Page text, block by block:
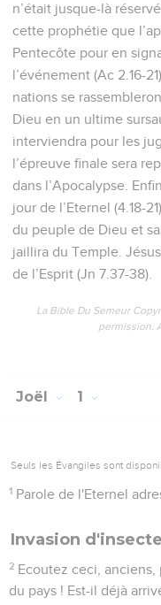
n’était jusque-là
cette prophétie que
Pentecôte pour en
l’événement (Ac 2.16-
nations se
Dieu en un ultime
interviendra pour les
l’épreuve finale sera
dans l’Apocalypse.
jour de l’Eternel (4.18-
du peuple de Dieu et
jaillira du Temple.
de l’Esprit (Jn 7.37-38).
La Bible Du Semeur
permission.
Joël 1
Seuls les Évangiles sont
1 Parole de l'Eternel
Invasion
2 Ecoutez ceci,
du pays ! Est-il déjà